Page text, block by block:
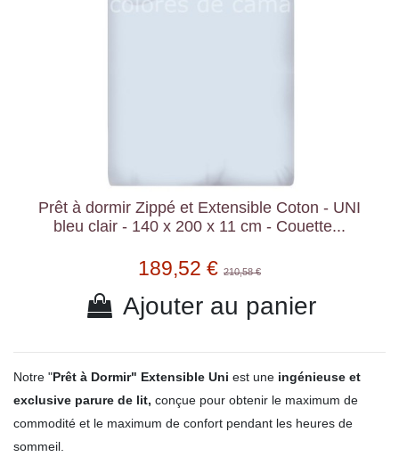
Prêt à dormir Zippé et Extensible Coton - UNI
bleu clair - 140 x 200 x 11 cm - Couette...
189,52 € 210,58 €
Ajouter au panier
Notre "Prêt à Dormir" Extensible Uni est une ingénieuse et
exclusive parure de lit, conçue pour obtenir le maximum de
commodité et le maximum de confort pendant les heures de
sommeil.